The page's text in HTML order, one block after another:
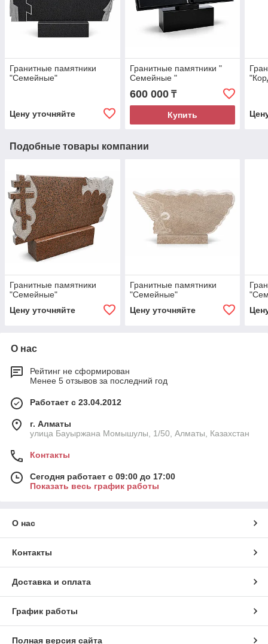
Гранитные памятники
"Семейные"
Цену уточняйте
Гранитные памятники "
Семейные "
600 000₸
Купить
Подобные товары компании
Гранитные памятники
"Семейные"
Цену уточняйте
Гранитные памятники
"Семейные"
Цену уточняйте
О нас
Рейтинг не сформирован
Менее 5 отзывов за последний год
Работает с 23.04.2012
г. Алматы
улица Бауыржана Момышулы, 1/50, Алматы, Казахстан
Контакты
Сегодня работает с 09:00 до 17:00
Показать весь график работы
О нас
Контакты
Доставка и оплата
График работы
Полная версия сайта